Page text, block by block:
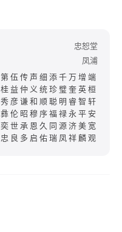
忠恕堂
凤浦
第伍传声细添千万增端
桂益仲义统珍璧奎英桓
秀彦谦和顺聪明睿智轩
彝伦昭穆序福禄永平安
奕世承恩久同源济美宽
忠良多启佑瑞凤祥麟观